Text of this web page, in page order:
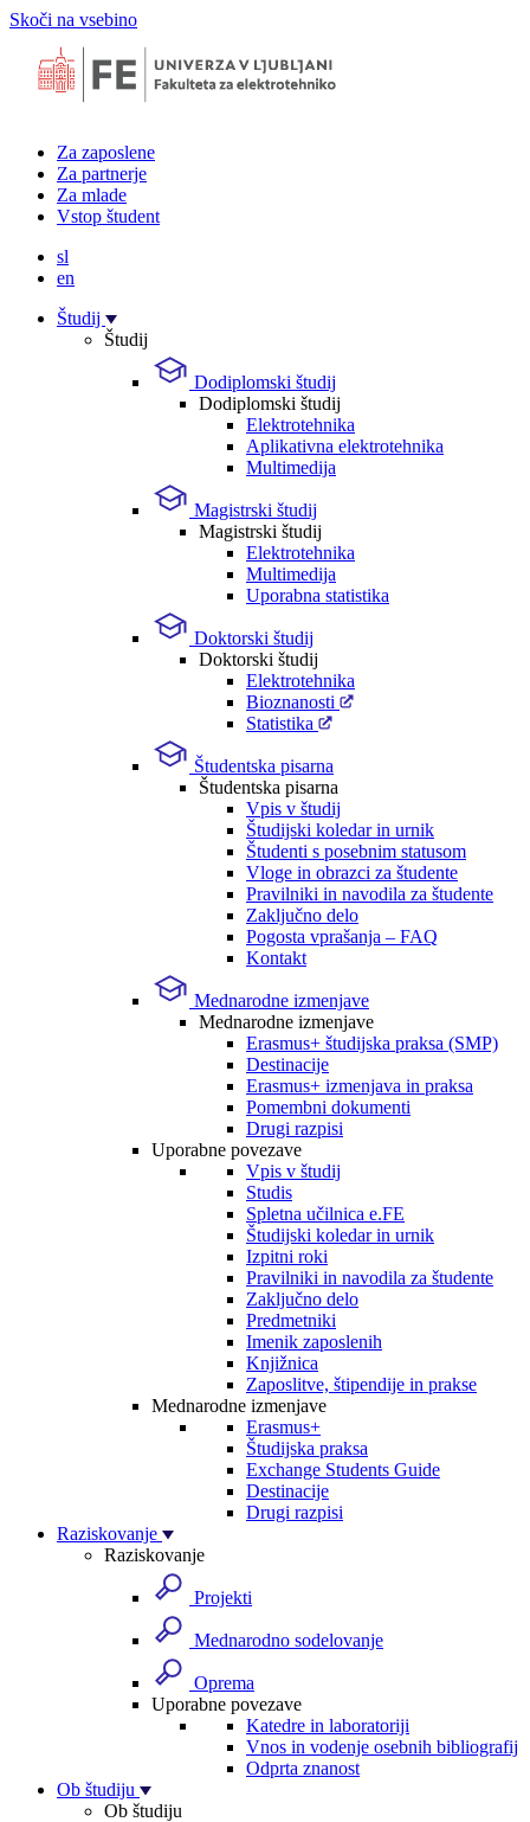
Skoči na vsebino
Za zaposlene
Za partnerje
Za mlade
Vstop študent
sl
en
Študij
Študij
Dodiplomski študij
Dodiplomski študij
Elektrotehnika
Aplikativna elektrotehnika
Multimedija
Magistrski študij
Magistrski študij
Elektrotehnika
Multimedija
Uporabna statistika
Doktorski študij
Doktorski študij
Elektrotehnika
Bioznanosti
Statistika
Študentska pisarna
Študentska pisarna
Vpis v študij
Študijski koledar in urnik
Študenti s posebnim statusom
Vloge in obrazci za študente
Pravilniki in navodila za študente
Zaključno delo
Pogosta vprašanja – FAQ
Kontakt
Mednarodne izmenjave
Mednarodne izmenjave
Erasmus+ študijska praksa (SMP)
Destinacije
Erasmus+ izmenjava in praksa
Pomembni dokumenti
Drugi razpisi
Uporabne povezave
Vpis v študij
Studis
Spletna učilnica e.FE
Študijski koledar in urnik
Izpitni roki
Pravilniki in navodila za študente
Zaključno delo
Predmetniki
Imenik zaposlenih
Knjižnica
Zaposlitve, štipendije in prakse
Mednarodne izmenjave
Erasmus+
Študijska praksa
Exchange Students Guide
Destinacije
Drugi razpisi
Raziskovanje
Raziskovanje
Projekti
Mednarodno sodelovanje
Oprema
Uporabne povezave
Katedre in laboratoriji
Vnos in vodenje osebnih bibliografij
Odprta znanost
Ob študiju
Ob študiju